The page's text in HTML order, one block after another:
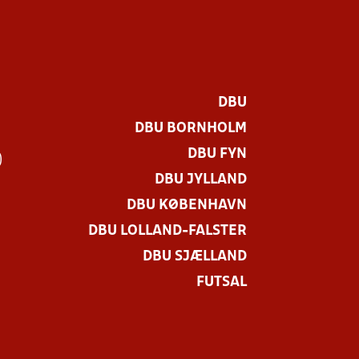
DBU
DBU BORNHOLM
DBU FYN
DBU JYLLAND
DBU KØBENHAVN
DBU LOLLAND-FALSTER
DBU SJÆLLAND
FUTSAL